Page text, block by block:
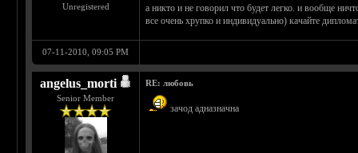
Unregistered
а никто и не говорил что будет легко. и вообще
все очень хрупко и индивидуально) качайте
07-11-2010, 09:05 PM
angelus_morti
Senior Member
RE: любовь
зачод адназначна